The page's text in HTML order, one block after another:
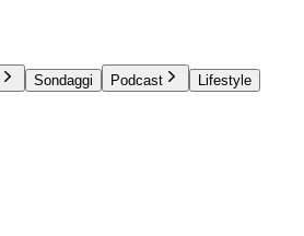
Sondaggi Podcast
Lifestyle